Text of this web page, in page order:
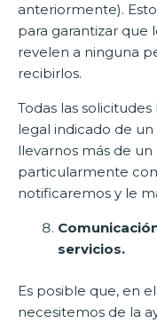
anteriormente).
para garantizar que
revelen a ninguna
recibirlos.
Todas las
legal indicado de
llevarnos más de un
particularmente
notificaremos y le
servicios.
Es posible que, en
necesitemos de la